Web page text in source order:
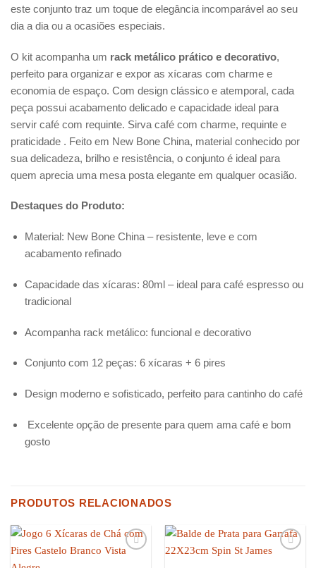
este conjunto traz um toque de elegância incomparável ao seu
dia a dia ou a ocasiões especiais.
O kit acompanha um rack metálico prático e decorativo,
perfeito para organizar e expor as xícaras com charme e
economia de espaço. Com design clássico e atemporal, cada
peça possui acabamento delicado e capacidade ideal para
servir café com requinte. Sirva café com charme, requinte e
praticidade . Feito em New Bone China, material conhecido por
sua delicadeza, brilho e resistência, o conjunto é ideal para
quem aprecia uma mesa posta elegante em qualquer ocasião.
Destaques do Produto:
Material: New Bone China – resistente, leve e com
acabamento refinado
Capacidade das xícaras: 80ml – ideal para café espresso ou
tradicional
Acompanha rack metálico: funcional e decorativo
Conjunto com 12 peças: 6 xícaras + 6 pires
Design moderno e sofisticado, perfeito para cantinho do café
Excelente opção de presente para quem ama café e bom
gosto
PRODUTOS RELACIONADOS